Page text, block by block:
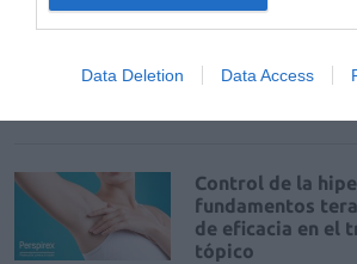
Data Deletion Data Access
para decidir con
Control de la
fundamentos
de eficacia en el
tópico